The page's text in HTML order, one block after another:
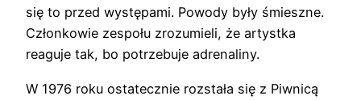
się to przed występami. Powody były śmieszne.
Członkowie zespołu zrozumieli, że artystka
reaguje tak, bo potrzebuje adrenaliny.
W 1976 roku ostatecznie rozstała się z Piwnicą